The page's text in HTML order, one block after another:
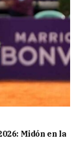
Midón en la